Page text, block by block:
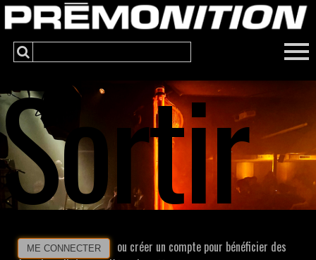
Sortir
ME CONNECTER
ou créer un compte pour bénéficier des